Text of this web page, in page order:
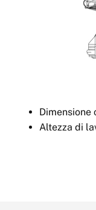
Dimensione
Altezza di